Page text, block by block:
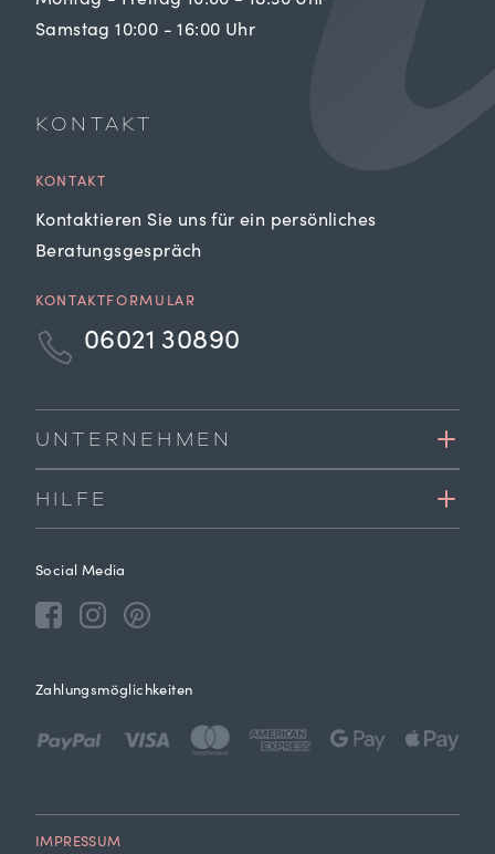
Samstag 10:00 - 16:00 Uhr
KONTAKT
KONTAKT
Kontaktieren Sie uns für ein persönliches
Beratungsgespräch
KONTAKTFORMULAR
06021 30890
UNTERNEHMEN
HILFE
Social Media
Zahlungsmöglichkeiten
IMPRESSUM